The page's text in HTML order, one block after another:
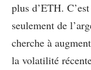
plus d’ETH.
seulement de
cherche à
la volatilité